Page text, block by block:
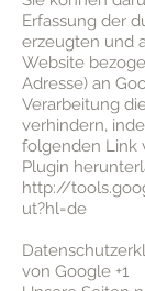
Erfassung der
erzeugten und
Website
Adresse) an
Verarbeitung
verhindern,
folgenden Link
Plugin
http://
ut?hl=de
von Google +1